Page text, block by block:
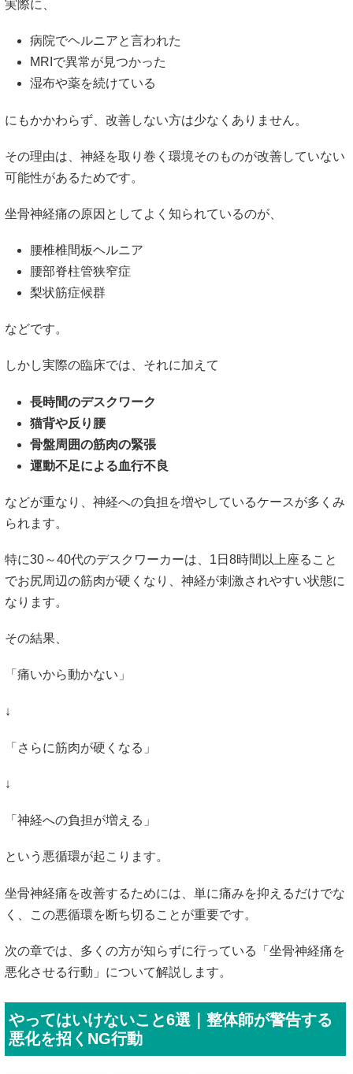
実際に、
病院でヘルニアと言われた
MRIで異常が見つかった
湿布や薬を続けている
にもかかわらず、改善しない方は少なくありません。
その理由は、神経を取り巻く環境そのものが改善していない
可能性があるためです。
坐骨神経痛の原因としてよく知られているのが、
腰椎椎間板ヘルニア
腰部脊柱管狭窄症
梨状筋症候群
などです。
しかし実際の臨床では、それに加えて
長時間のデスクワーク
猫背や反り腰
骨盤周囲の筋肉の緊張
運動不足による血行不良
などが重なり、神経への負担を増やしているケースが多くみ
られます。
特に30～40代のデスクワーカーは、1日8時間以上座ること
でお尻周辺の筋肉が硬くなり、神経が刺激されやすい状態に
なります。
その結果、
「痛いから動かない」
↓
「さらに筋肉が硬くなる」
↓
「神経への負担が増える」
という悪循環が起こります。
坐骨神経痛を改善するためには、単に痛みを抑えるだけでな
く、この悪循環を断ち切ることが重要です。
次の章では、多くの方が知らずに行っている「坐骨神経痛を
悪化させる行動」について解説します。
やってはいけないこと6選｜整体師が警告する
悪化を招くNG行動